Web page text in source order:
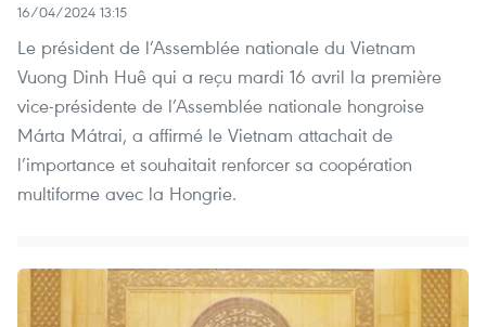
16/04/2024 13:15
Le président de l’Assemblée nationale du Vietnam
Vuong Dinh Huê qui a reçu mardi 16 avril la première
vice-présidente de l’Assemblée nationale hongroise
Márta Mátrai, a affirmé le Vietnam attachait de
l’importance et souhaitait renforcer sa coopération
multiforme avec la Hongrie.